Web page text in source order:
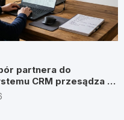
partnera do
CRM przesądza o
z Pawłem
CEO IT Vision